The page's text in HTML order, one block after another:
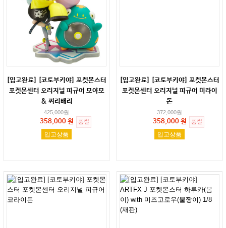
[입고완료] [코토부키야] 포켓몬스터
포켓몬센터 오리지널 피규어 모야모
& 찌리배리
425,000원
358,000 원
품절
입고상품
[입고완료] [코토부키야] 포켓몬스터
포켓몬센터 오리지널 피규어 미라이
돈
372,000원
358,000 원
품절
입고상품